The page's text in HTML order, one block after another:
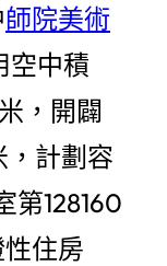
師院美術
空中積
，開闢
，計劃容
第128160
住房